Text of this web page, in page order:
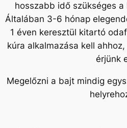
hosszabb idő szükséges
Általában 3-6 hónap
1 éven keresztül kitartó
kúra alkalmazása kell
érjünk
Megelőzni a bajt mindig